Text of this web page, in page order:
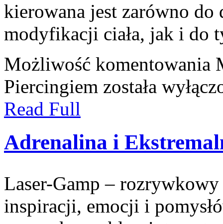
kierowana jest zarówno
modyfikacji ciała, jak i do
Możliwość komentowania
Piercingiem została
Read Full
Adrenalina i
Laser-Gamp –
inspiracji, emocji i